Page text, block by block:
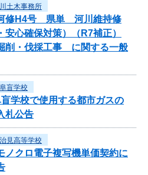
土木事務所
河修H4号 県単 河川維持修
心確保対策）（R7補正）
削・伐採工事 に関する一般
盲学校
学校で使用する都市ガスの
札公告
見高等学校
ノクロ電子複写機単価契約に